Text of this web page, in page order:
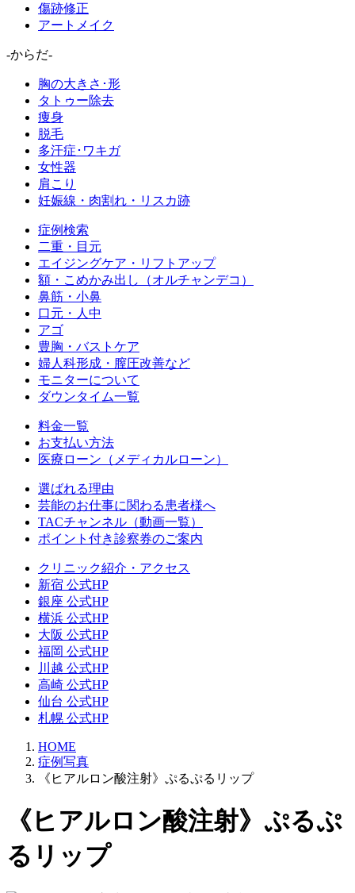
傷跡修正
アートメイク
-からだ-
胸の大きさ･形
タトゥー除去
痩身
脱毛
多汗症･ワキガ
女性器
肩こり
妊娠線・肉割れ・リスカ跡
症例検索
二重・目元
エイジングケア・リフトアップ
額・こめかみ出し（オルチャンデコ）
鼻筋・小鼻
口元・人中
アゴ
豊胸・バストケア
婦人科形成・膣圧改善など
モニターについて
ダウンタイム一覧
料金一覧
お支払い方法
医療ローン（メディカルローン）
選ばれる理由
芸能のお仕事に関わる患者様へ
TACチャンネル（動画一覧）
ポイント付き診察券のご案内
クリニック紹介・アクセス
新宿 公式HP
銀座 公式HP
横浜 公式HP
大阪 公式HP
福岡 公式HP
川越 公式HP
高崎 公式HP
仙台 公式HP
札幌 公式HP
HOME
症例写真
《ヒアルロン酸注射》ぷるぷるリップ
《ヒアルロン酸注射》ぷるぷ
るリップ